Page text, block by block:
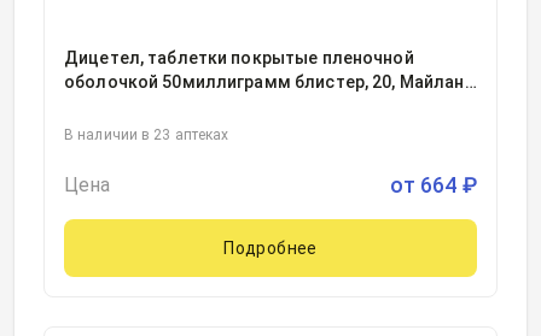
Дицетел, таблетки покрытые пленочной
оболочкой 50миллиграмм блистер, 20, Майлан
В наличии в 23 аптеках
Цена от 664 ₽
Подробнее